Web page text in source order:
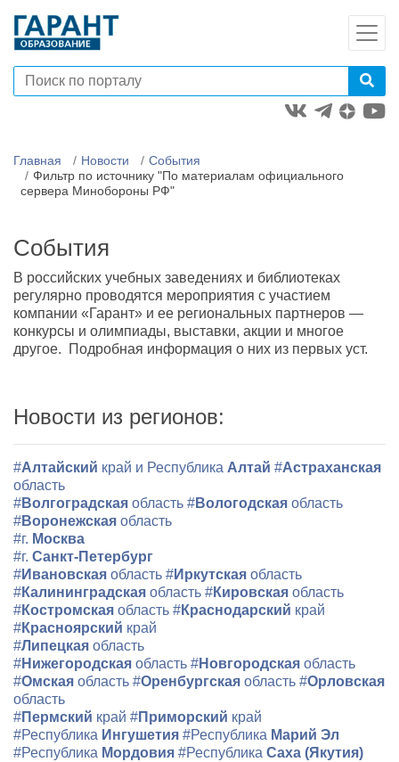
Главная Новости
События
Фильтр по источнику "По материалам официального
сервера Минобороны РФ"
События
В российских учебных заведениях и библиотеках
регулярно проводятся мероприятия с участием
компании «Гарант» и ее региональных партнеров —
конкурсы и олимпиады, выставки, акции и многое
другое. Подробная информация о них из первых уст.
Новости из регионов:
#Алтайский край и Республика Алтай #Астраханская
область
#Волгоградская область #Вологодская область
#Воронежская область
#г. Москва
#г. Санкт-Петербург
#Ивановская область #Иркутская область
#Калининградская область #Кировская область
#Костромская область #Краснодарский край
#Красноярский край
#Липецкая область
#Нижегородская область #Новгородская область
#Омская область #Оренбургская область #Орловская
область
#Пермский край #Приморский край
#Республика Ингушетия #Республика Марий Эл
#Республика Мордовия #Республика Саха (Якутия)